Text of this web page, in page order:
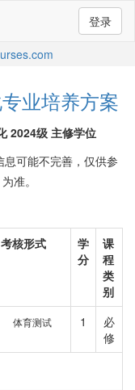
登录
业培养方案
2024级 主修学位
可能不完善，仅供参
为准。
考核形式
学
分
课
程
类
别
体育测试 1
必
修